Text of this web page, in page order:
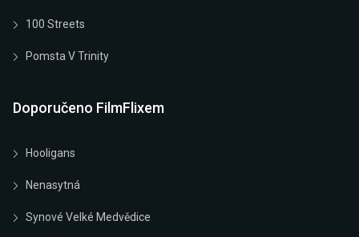
100 Streets
Pomsta V Trinity
Doporučeno FilmFlixem
Hooligans
Nenasytná
Synové Velké Medvědice